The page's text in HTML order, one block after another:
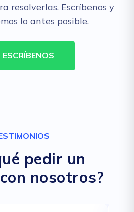
resolverlas. Escríbenos y
lo antes posible.
ESCRÍBENOS
pedir un
nosotros?